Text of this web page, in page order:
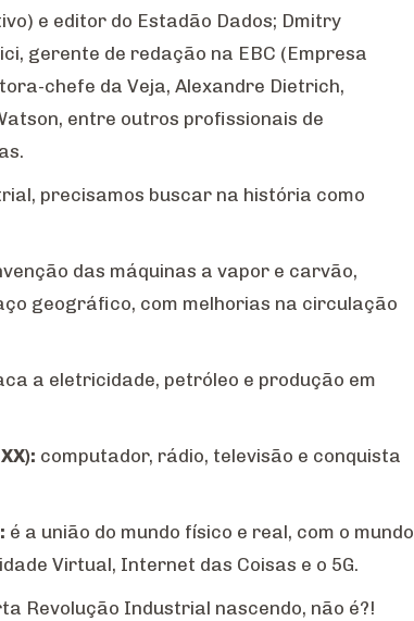
e editor do Estadão Dados; Dmitry
gerente de redação na EBC (Empresa
chefe da Veja, Alexandre Dietrich,
entre outros profissionais de
precisamos buscar na história como
das máquinas a vapor e carvão,
geográfico, com melhorias na circulação
a eletricidade, petróleo e produção em
computador, rádio, televisão e conquista
é a união do mundo físico e real, com o mundo
Virtual, Internet das Coisas e o 5G.
Revolução Industrial nascendo, não é?!